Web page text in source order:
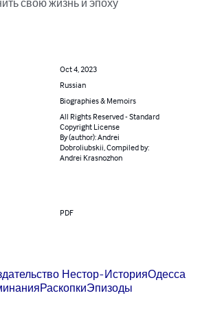
свою жизнь и эпоху
Oct 4, 2023
Russian
Biographies & Memoirs
All Rights Reserved - Standard
Copyright License
By (author): Andrei
Dobroliubskii, Compiled by:
Andrei Krasnozhon
PDF
Нестор-ИсторияОдесса
РаскопкиЭпизоды